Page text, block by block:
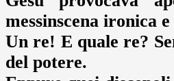
messinscena ironica
Un re! E quale re?
del potere.